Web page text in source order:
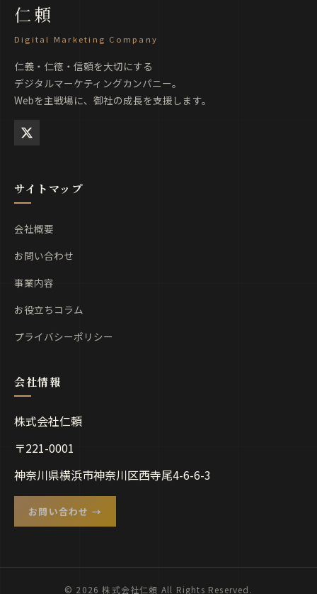
仁頼
Digital Marketing Company
仁義・仁徳・信頼を大切にする
デジタルマーケティングカンパニー。
Webを主戦場に、御社の成長を支援します。
サイトマップ
会社概要
お問い合わせ
事業内容
お役立ちコラム
プライバシーポリシー
株式会社仁頼
〒221-0001
神奈川県横浜市神奈川区西寺尾4-6-6-3
お問い合わせ →
© 2026 株式会社仁頼 All Rights Reserved.